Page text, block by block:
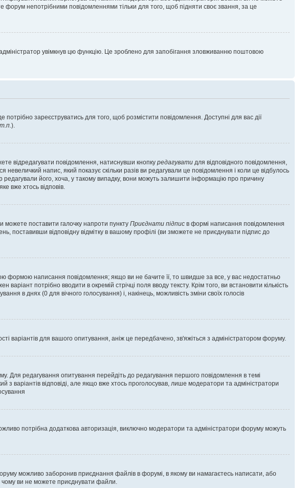
непотрібними повідомленнями тільки для того, щоб підняти своє звання, за це
увімкнув цю функцію. Це зроблено для запобігання зловживанню поштовою
зареєструватись для того, щоб розмістити повідомлення. Доступні для вас дії
).
відредагувати повідомлення, натиснувши кнопку редагувати для відповідного повідомлення,
напис, який показує скільки разів ви редагували це повідомлення і коли це відбулось
його, хоча, у такому випадку, вони можуть залишити інформацію про причину
вже хтось відповів.
можете поставити галочку напроти пункту Приєднати підпис в формі написання повідомлення
поставивши відповідну відмітку в вашому профілі (ви зможете не приєднувати підпис до
формою написання повідомлення; якщо ви не бачите її, то швидше за все, у вас недостатньо
потрібно вводити в окремій стрічці поля вводу тексту. Крім того, ви встановити кількість
в днях (0 для вічного голосування) і, накінець, можливість зміни своїх голосів
варіантів для вашого опитування, аніж це передбачено, зв'яжіться з адміністратором форуму.
Для редагування опитування перейдіть до редагування першого повідомлення в темі
варіантів відповіді, але якщо вже хтось проголосував, лише модератори та адміністратори
потрібна додаткова авторизація, виключно модератори та адміністратори форуму можуть
можливо заборонив приєднання файлів в форумі, в якому ви намагаєтесь написати, або
чому ви не можете приєднувати файли.